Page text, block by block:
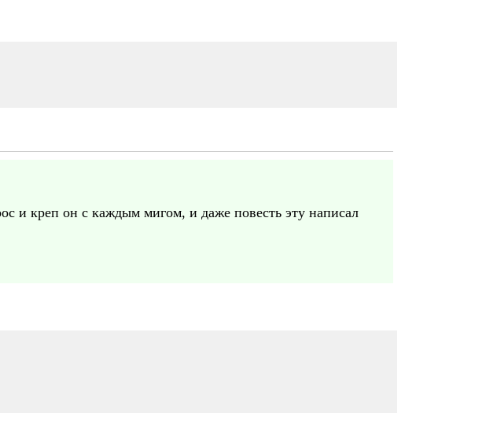
и креп он с каждым мигом, и даже повесть эту написал